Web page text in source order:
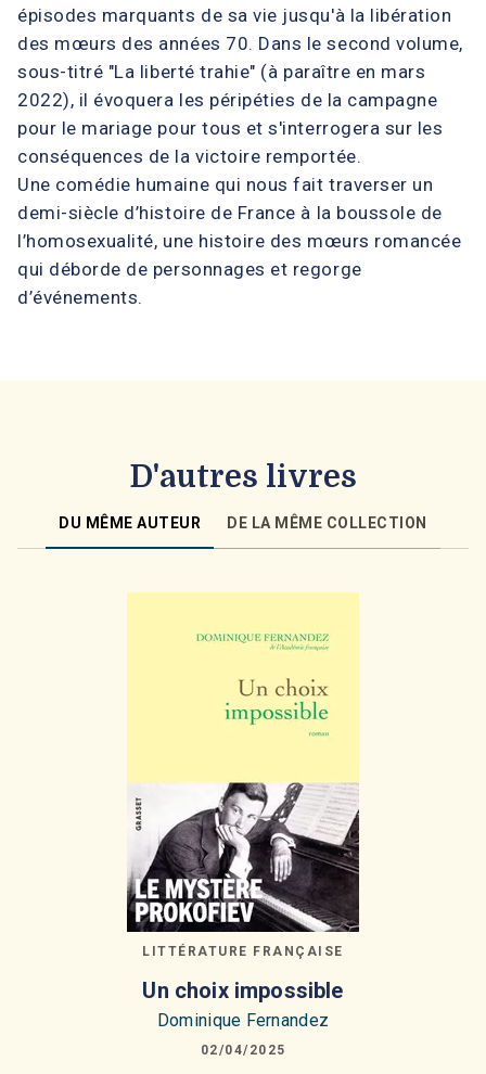
épisodes marquants de sa vie jusqu'à la libération
des mœurs des années 70. Dans le second volume,
sous-titré "La liberté trahie" (à paraître en mars
2022), il évoquera les péripéties de la campagne
pour le mariage pour tous et s'interrogera sur les
conséquences de la victoire remportée.
Une comédie humaine qui nous fait traverser un
demi-siècle d’histoire de France à la boussole de
l’homosexualité, une histoire des mœurs romancée
qui déborde de personnages et regorge
d’événements.
D'autres livres
DU MÊME AUTEUR DE LA MÊME COLLECTION
LITTÉRATURE FRANÇAISE
Un choix impossible
Dominique Fernandez
02/04/2025